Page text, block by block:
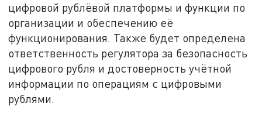
цифровой рублёвой платформы и функции по
организации и обеспечению её
функционирования. Также будет определена
ответственность регулятора за безопасность
цифрового рубля и достоверность учётной
информации по операциям с цифровыми
рублями.